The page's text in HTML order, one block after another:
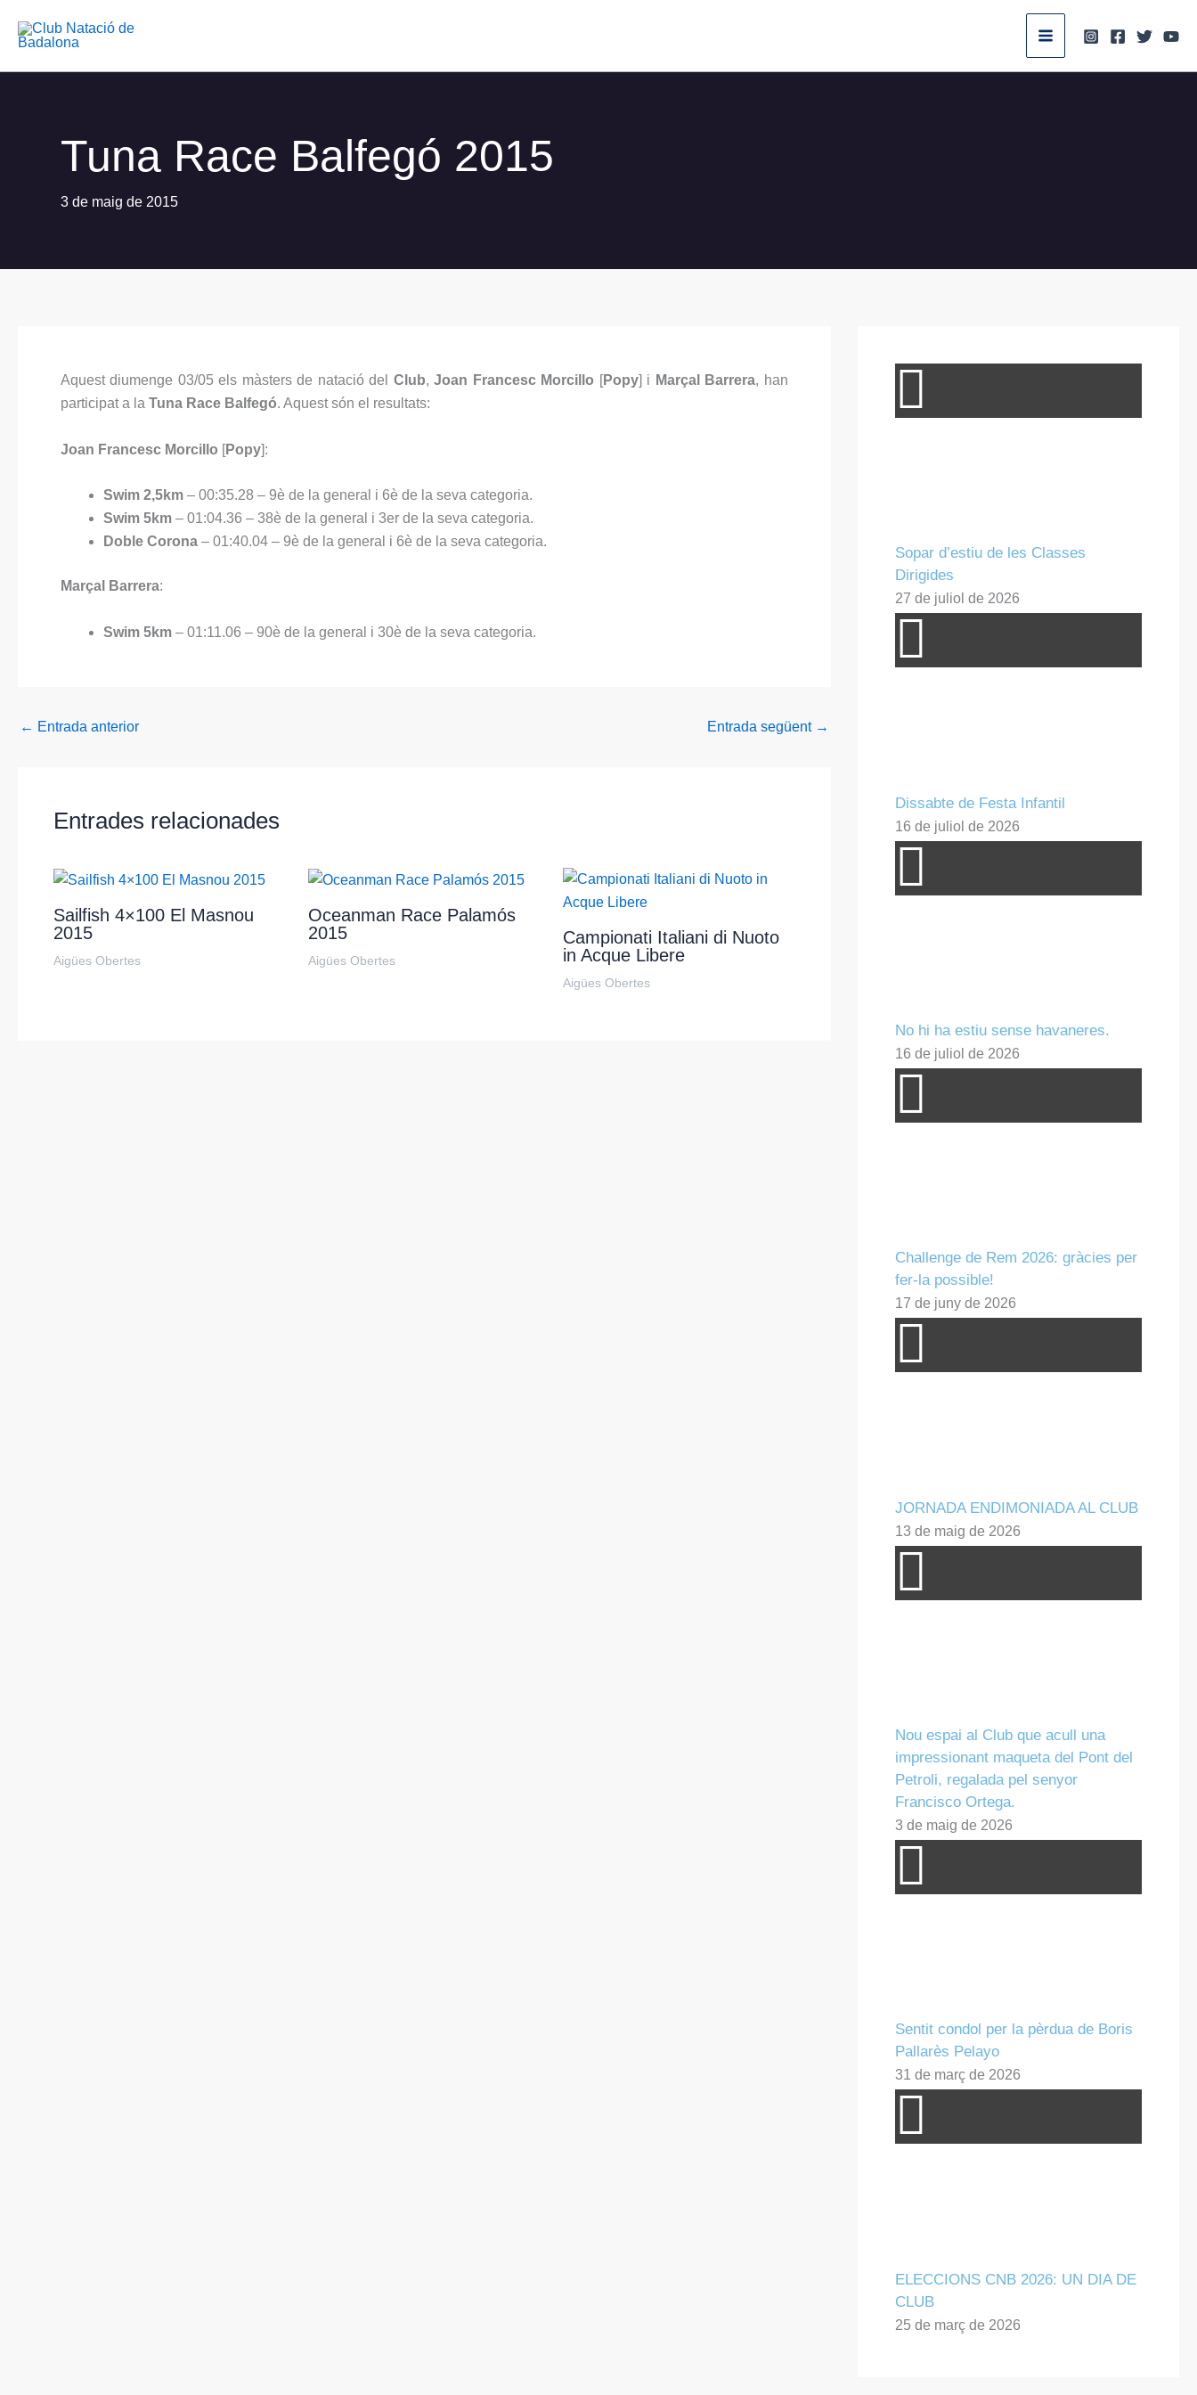
Tuna Race Balfegó 2015
3 de maig de 2015
Aquest diumenge 03/05 els màsters de natació del Club,Joan Francesc Morcillo [Popy] i Marçal Barrera, han
participat a la Tuna Race Balfegó. Aquest són el resultats:
Joan Francesc Morcillo [Popy]:
Swim 2,5km – 00:35.28 – 9è de la general i 6è de la seva categoria.
Swim 5km – 01:04.36 – 38è de la general i 3er de la seva categoria.
Doble Corona – 01:40.04 – 9è de la general i 6è de la seva categoria.
Marçal Barrera:
Swim 5km – 01:11.06 – 90è de la general i 30è de la seva categoria.
← Entrada anterior Entrada següent →
Entrades relacionades
Sailfish 4×100 El Masnou
2015
Aigües Obertes
Oceanman Race Palamós
2015
Aigües Obertes
Campionati Italiani di Nuoto
in Acque Libere
Aigües Obertes
Sopar d’estiu de les Classes
Dirigides
27 de juliol de 2026
Dissabte de Festa Infantil
16 de juliol de 2026
No hi ha estiu sense havaneres.
16 de juliol de 2026
Challenge de Rem 2026: gràcies per
fer-la possible!
17 de juny de 2026
JORNADA ENDIMONIADA AL CLUB
13 de maig de 2026
Nou espai al Club que acull una
impressionant maqueta del Pont del
Petroli, regalada pel senyor
Francisco Ortega.
3 de maig de 2026
Sentit condol per la pèrdua de Boris
Pallarès Pelayo
31 de març de 2026
ELECCIONS CNB 2026: UN DIA DE
CLUB
25 de març de 2026